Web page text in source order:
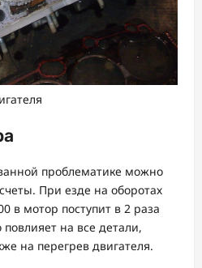
проблематике можно
При езде на оборотах
в мотор поступит в 2 раза
на все детали,
на перегрев двигателя.